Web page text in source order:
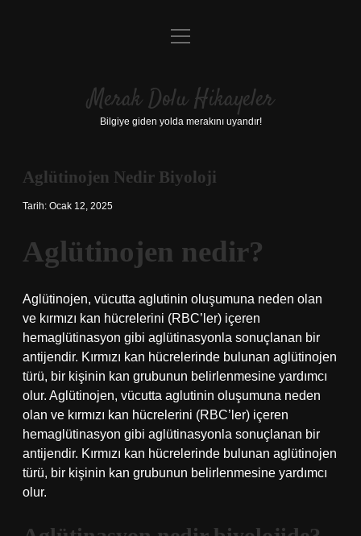
Anasayfa
Yasal Uyarı
menüyü
Merak Dolu Hikayeler
Bilgiye giden yolda merakını uyandır!
Aglütinojen Nedir Biyoloji
Tarih: Ocak 12, 2025
Aglütinojen nedir?
Aglütinojen, vücutta aglutinin oluşumuna neden olan
ve kırmızı kan hücrelerini (RBC’ler) içeren
hemaglütinasyon gibi aglütinasyonla sonuçlanan bir
antijendir. Kırmızı kan hücrelerinde bulunan aglütinojen
türü, bir kişinin kan grubunun belirlenmesine yardımcı
olur. Aglütinojen, vücutta aglutinin oluşumuna neden
olan ve kırmızı kan hücrelerini (RBC’ler) içeren
hemaglütinasyon gibi aglütinasyonla sonuçlanan bir
antijendir. Kırmızı kan hücrelerinde bulunan aglütinojen
türü, bir kişinin kan grubunun belirlenmesine yardımcı
olur.